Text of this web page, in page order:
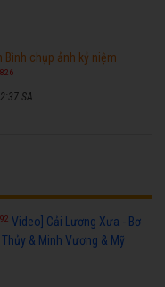
Bình chụp ảnh kỷ niệm
SA
Video] Cải Lương Xưa - Bơ
& Minh Vương & Mỹ